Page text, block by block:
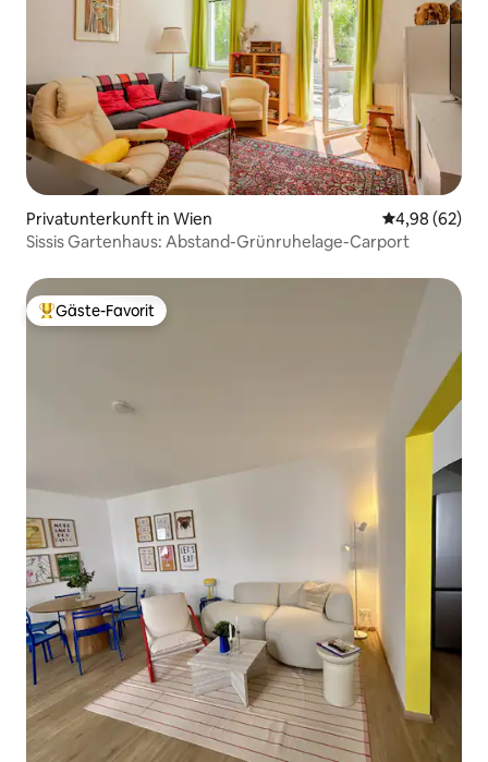
Privatunterkunft in Wien
4,98 (62)
Sissis Gartenhaus: Abstand-Grünruhelage-Carport
Beliebter Gäste-Favorit.
Gäste-Favorit